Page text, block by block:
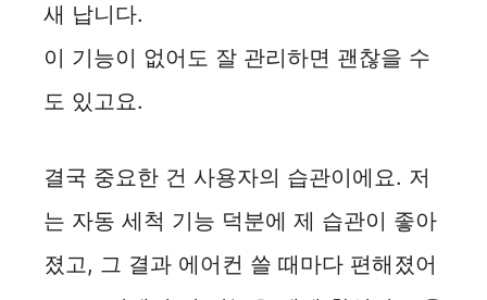
새 납니다.
이 기능이 없어도 잘 관리하면 괜찮을 수
도 있고요.
결국 중요한 건 사용자의 습관이에요. 저
는 자동 세척 기능 덕분에 제 습관이 좋아
졌고, 그 결과 에어컨 쓸 때마다 편해졌어